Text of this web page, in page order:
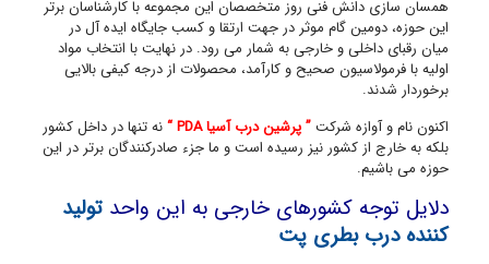
همسان سازی دانش فنی روز متخصصان این مجموعه با کارشناسان برتر
این حوزه، دومین گام موثر در جهت ارتقا و کسب جایگاه ایده آل در
میان رقبای داخلی و خارجی به شمار می رود. در نهایت با انتخاب مواد
اولیه با فرمولاسیون صحیح و کارآمد، محصولات از درجه کیفی بالایی
برخوردار شدند.
اکنون نام و آوازه شرکت” پرشین درب آسیا PDA “
نه تنها در داخل کشور
بلکه به خارج از کشور نیز رسیده است و ما جزء صادرکنندگان برتر در این
حوزه می باشیم.
دلایل توجه کشورهای خارجی به این واحد تولید
کننده درب بطری پت